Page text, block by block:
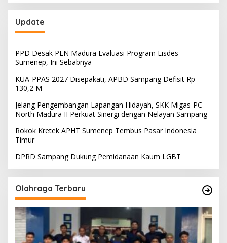
Update
PPD Desak PLN Madura Evaluasi Program Lisdes
Sumenep, Ini Sebabnya
KUA-PPAS 2027 Disepakati, APBD Sampang Defisit Rp
130,2 M
Jelang Pengembangan Lapangan Hidayah, SKK Migas-PC
North Madura II Perkuat Sinergi dengan Nelayan Sampang
Rokok Kretek APHT Sumenep Tembus Pasar Indonesia
Timur
DPRD Sampang Dukung Pemidanaan Kaum LGBT
Olahraga Terbaru